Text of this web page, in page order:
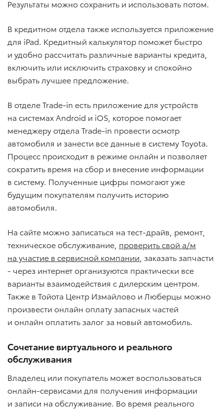
Результаты можно сохранить и использовать потом.
В кредитном отдела также используется приложение
для iPad. Кредитный калькулятор поможет быстро
и удобно рассчитать различные варианты кредита,
включить или исключить страховку и спокойно
выбрать лучшее предложение.
В отделе Trade-in есть приложение для устройств
на системах Android и iOS, которое помогает
менеджеру отдела Trade-in провести осмотр
автомобиля и занести все данные в систему Toyota.
Процесс происходит в режиме онлайн и позволяет
сократить время на сбор и внесение информации
в систему. Полученные цифры помогают уже
будущим покупателям получить историю
автомобиля.
На сайте можно записаться на тест-драйв, ремонт,
техническое обслуживание, проверить свой а/м
на участие в сервисной компании , заказать запчасти
- через интернет организуются практически все
варианты взаимодействия с дилерским центром.
Также в Тойота Центр Измайлово и Люберцы можно
произвести онлайн оплату запасных частей
и онлайн оплатить залог за новый автомобиль.
Сочетание виртуального и реального
обслуживания
Владелец или покупатель может воспользоваться
онлайн-сервисами для получения информации
и записи на обслуживание. Во время реального